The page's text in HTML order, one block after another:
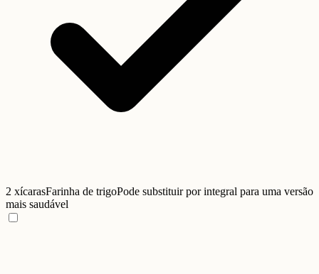
2 xícarasFarinha de trigoPode substituir por integral para uma versão
mais saudável